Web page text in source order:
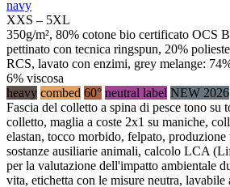
navy
XXS – 5XL
350g/m², 80% cotone bio certificato OCS
pettinato con tecnica ringspun, 20%
RCS, lavato con enzimi, grey melange:
6% viscosa
heavy combed 60° neutral label NEW 2026
Fascia del colletto a spina di pesce tono su
colletto, maglia a coste 2x1 su maniche,
elastan, tocco morbido, felpato, produzione
sostanze ausiliarie animali, calcolo LCA
per la valutazione dell'impatto ambientale
vita, etichetta con le misure neutra, lavabile